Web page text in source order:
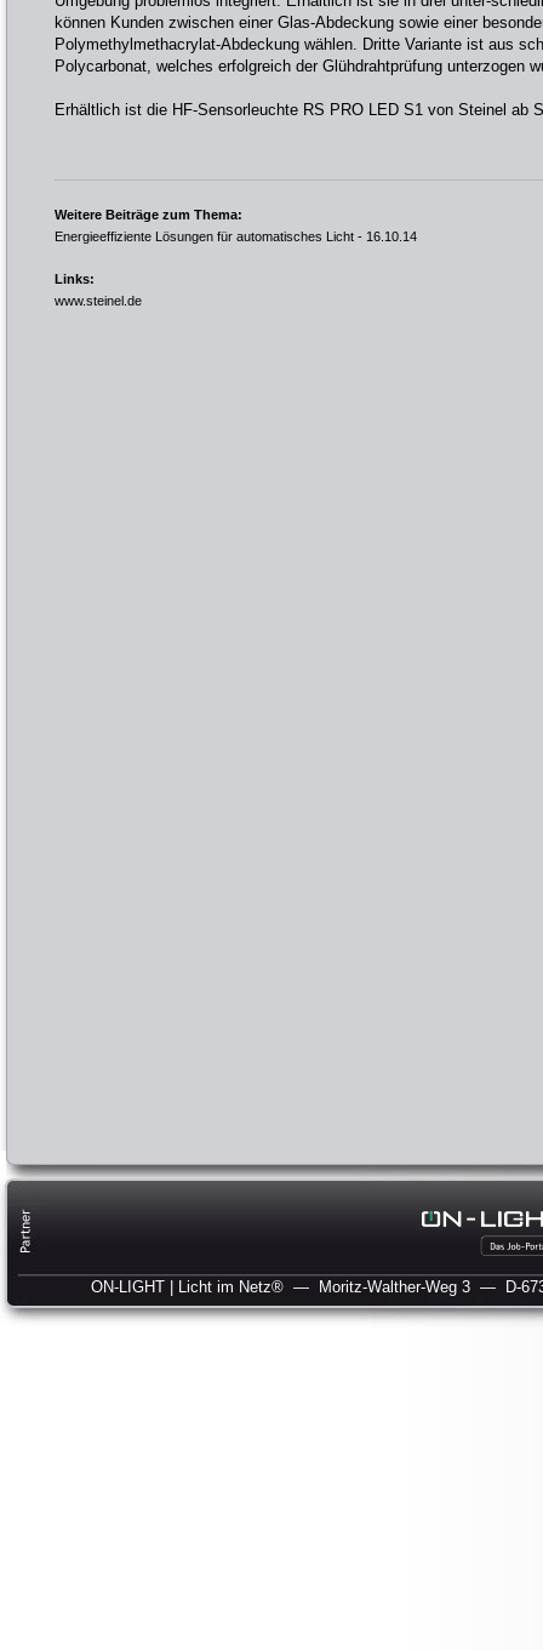
können Kunden zwischen einer Glas-Abdeckung sowie einer
Polymethylmethacrylat-Abdeckung wählen. Dritte Variante ist aus
Polycarbonat, welches erfolgreich der Glühdrahtprüfung unterzogen
Erhältlich ist die HF-Sensorleuchte RS PRO LED S1 von Steinel ab
Weitere Beiträge zum Thema:
Energieeffiziente Lösungen für automatisches Licht - 16.10.14
Links:
www.steinel.de
ON-LIGHT | Licht im Netz® — Moritz-Walther-Weg 3 — D-